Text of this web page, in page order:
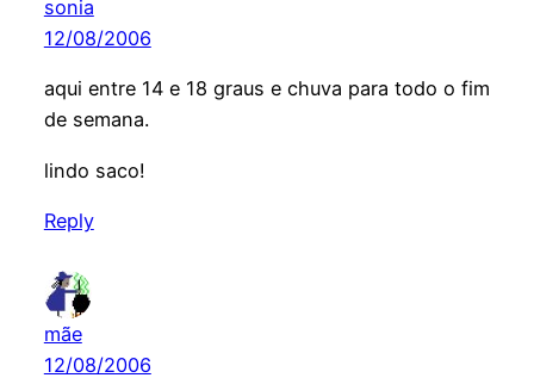
sonia
12/08/2006
aqui entre 14 e 18 graus e chuva para todo o fim
de semana.
lindo saco!
Reply
mãe
12/08/2006